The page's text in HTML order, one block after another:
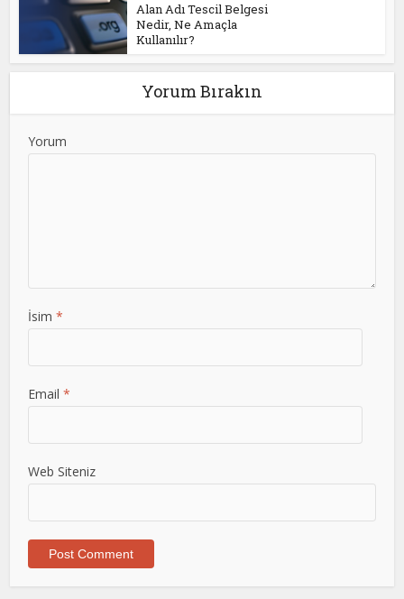
Alan Adı Tescil Belgesi
Nedir, Ne Amaçla
Kullanılır?
Yorum Bırakın
Yorum
İsim *
Email *
Web Siteniz